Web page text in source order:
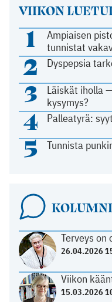
VIIKON
1
Ampiaisen
tunnistat
2 Dyspepsia
3
Läiskät iholla
kysymys?
4 Palleatyrä:
5 Tunnista
KOLUMNI
Terveys on
26.04.2026
Viikon
15.03.2026